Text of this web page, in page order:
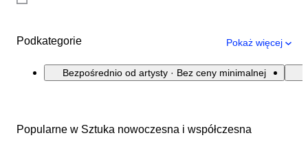
Podkategorie Pokaż więcej
Bezpośrednio od artysty · Bez ceny minimalnej
Popularne w Sztuka nowoczesna i współczesna